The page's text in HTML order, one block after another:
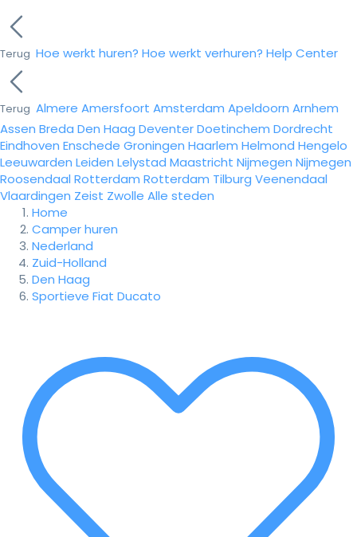
Terug Hoe werkt huren? Hoe werkt verhuren? Help Center
Terug Almere Amersfoort Amsterdam Apeldoorn Arnhem
Assen Breda Den Haag DeventerDoetinchem Dordrecht
Eindhoven Enschede Groningen Haarlem Helmond Hengelo
Leeuwarden Leiden Lelystad Maastricht Nijmegen Nijmegen
Roosendaal Rotterdam Rotterdam Tilburg Veenendaal
Vlaardingen Zeist Zwolle Alle steden
Home
Camper huren
Nederland
Zuid-Holland
Den Haag
Sportieve Fiat Ducato